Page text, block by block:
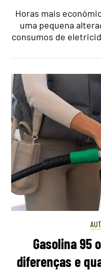
Horas mais
uma pequena
consumos de
Gasolina 95
diferenças e